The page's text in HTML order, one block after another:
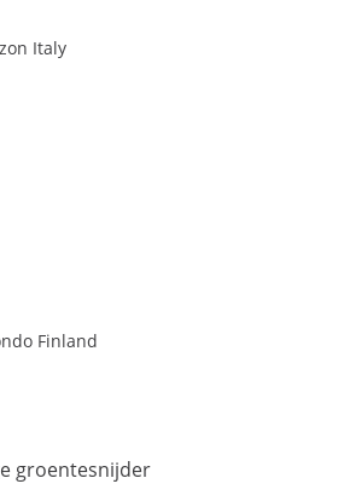
Italy
Finland
groentesnijder